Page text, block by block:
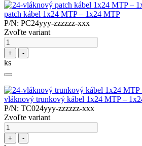
patch kábel 1x24 MTP – 1x24 MTP
P/N: PC24yyy-zzzzzz-xxx
Zvoľte variant
+ -
ks
vláknový trunkový kábel 1x24 MTP –
P/N: TC024yyy-zzzzzz-xxx
Zvoľte variant
+ -